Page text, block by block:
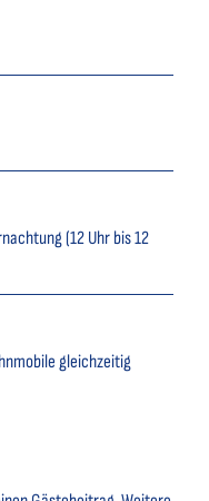
(12 Uhr bis 12
gleichzeitig